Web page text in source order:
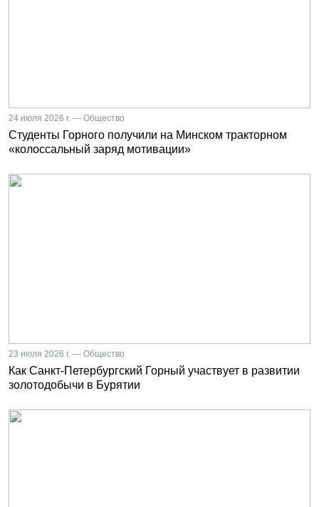
24 июля 2026 г. — Общество
Студенты Горного получили на Минском тракторном
«колоссальный заряд мотивации»
23 июля 2026 г. — Общество
Как Санкт-Петербургский Горный участвует в развитии
золотодобычи в Бурятии